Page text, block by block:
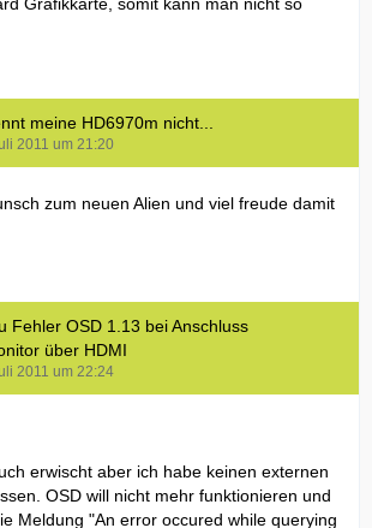
meine HD6970m nicht...
2011 um 21:20
zum neuen Alien und viel freude damit
Fehler OSD 1.13 bei Anschluss
über HDMI
2011 um 22:24
erwischt aber ich habe keinen externen
OSD will nicht mehr funktionieren und
Meldung "An error occured while querying